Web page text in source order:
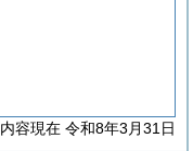
内容現在 令和8年3月31日